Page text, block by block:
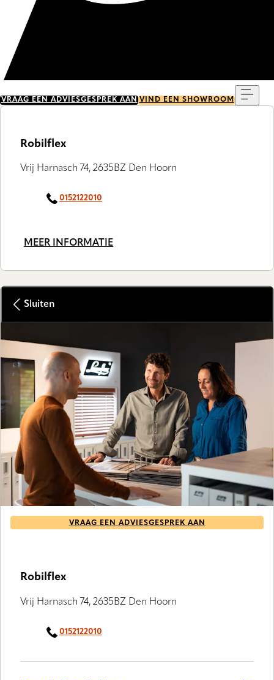
VRAAG EEN ADVIESGESPREK AAN VIND EEN SHOWROOM
Robilflex
Vrij Harnasch 74, 2635BZ Den Hoorn
0152122010
MEER INFORMATIE
Sluiten
VRAAG EEN ADVIESGESPREK AAN
Robilflex
Vrij Harnasch 74, 2635BZ Den Hoorn
0152122010